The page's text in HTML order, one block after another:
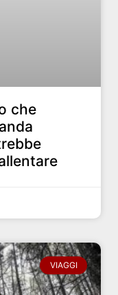
che
VIAGGI